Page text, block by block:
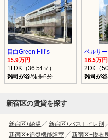
目白Green Hill’s
15.9万円
1LDK（36.54㎡）
雑司が谷/徒歩6分
ベルサ
16.5万円
2DK（
雑司が谷
新宿区の賃貸を探す
新宿区+給湯 新宿区+バストイレ別
新宿区+追焚機能浴室
新宿区+脱衣